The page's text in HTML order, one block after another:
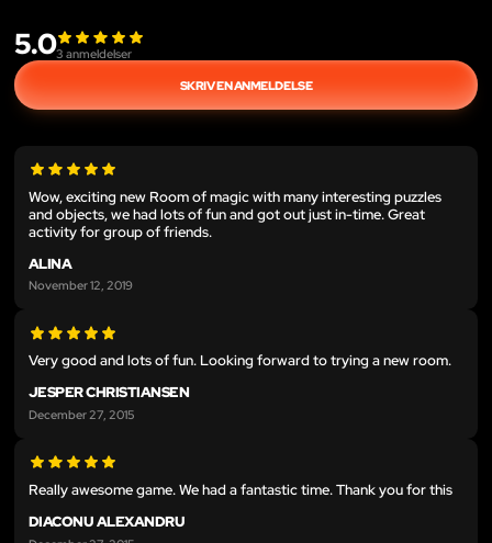
5.03 anmeldelser
SKRIV EN ANMELDELSE
Wow, exciting new Room of magic with many interesting puzzles
and objects, we had lots of fun and got out just in-time. Great
activity for group of friends.
ALINA
November 12, 2019
Very good and lots of fun. Looking forward to trying a new room.
JESPER CHRISTIANSEN
December 27, 2015
Really awesome game. We had a fantastic time. Thank you for this
DIACONU ALEXANDRU